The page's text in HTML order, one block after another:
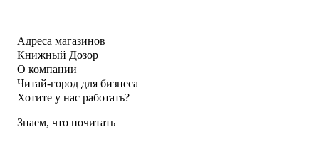
Адреса магазинов
Книжный Дозор
О компании
Читай-город для бизнеса
Хотите у нас работать?
Знаем, что почитать